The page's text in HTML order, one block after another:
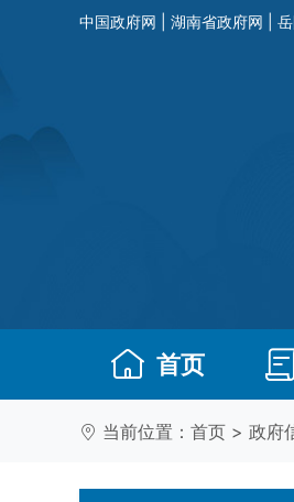
中国政府网 湖南省政府网
首页
当前位置： 首页 > 政府